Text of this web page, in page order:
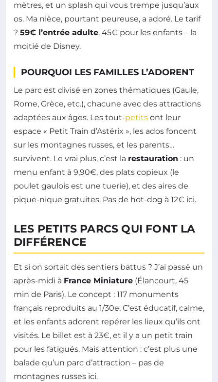
mètres, et un splash qui vous trempe jusqu’aux
os. Ma nièce, pourtant peureuse, a adoré. Le tarif
? 59€ l’entrée adulte, 45€ pour les enfants – la
moitié de Disney.
POURQUOI LES FAMILLES L’ADORENT
Le parc est divisé en zones thématiques (Gaule,
Rome, Grèce, etc.), chacune avec des attractions
adaptées aux âges. Les tout-petits ont leur
espace « Petit Train d’Astérix », les ados foncent
sur les montagnes russes, et les parents…
survivent. Le vrai plus, c’est la restauration : un
menu enfant à 9,90€, des plats copieux (le
poulet gaulois est une tuerie), et des aires de
pique-nique gratuites. Pas de hot-dog à 12€ ici.
LES PETITS PARCS QUI FONT LA
DIFFÉRENCE
Et si on sortait des sentiers battus ? J’ai passé un
après-midi à France Miniature (Élancourt, 45
min de Paris). Le concept : 117 monuments
français reproduits au 1/30e. C’est éducatif, calme,
et les enfants adorent repérer les lieux qu’ils ont
visités. Le billet est à 23€, et il y a un petit train
pour les fatigués. Mais attention : c’est plus une
balade qu’un parc d’attraction – pas de
montagnes russes ici.